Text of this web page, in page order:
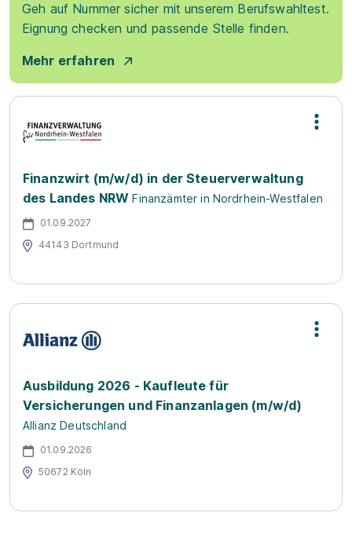
Geh auf Nummer sicher mit unserem Berufswahltest.
Eignung checken und passende Stelle finden.
Mehr erfahren
Finanzwirt (m/w/d) in der Steuerverwaltung
des Landes NRW Finanzämter in Nordrhein-Westfalen
01.09.2027
44143 Dortmund
Ausbildung 2026 - Kaufleute für
Versicherungen und Finanzanlagen (m/w/d)
Allianz Deutschland
01.09.2026
50672 Köln